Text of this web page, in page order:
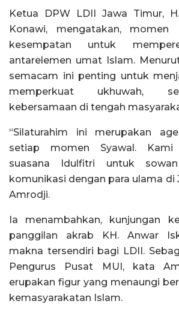
Ketua DPW LDII Jawa Timur,
Konawi, mengatakan, momen
kesempatan untuk
antarelemen umat Islam.
semacam ini penting untuk
memperkuat ukhuwah,
kebersamaan di tengah
“Silaturahim ini merupakan
setiap momen Syawal. Kami
suasana Idulfitri untuk
komunikasi dengan para ulama di
Amrodji.
Ia menambahkan, kunjungan
panggilan akrab KH. Anwar
makna tersendiri bagi LDII.
Pengurus Pusat MUI, kata
erupakan figur yang menaungi
kemasyarakatan Islam.